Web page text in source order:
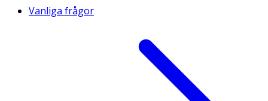
Vanliga frågor